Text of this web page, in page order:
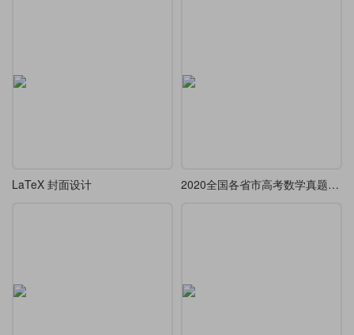
LaTeX 封面设计 2020全国各省市高考数学真题试卷及解析LaTeX编排